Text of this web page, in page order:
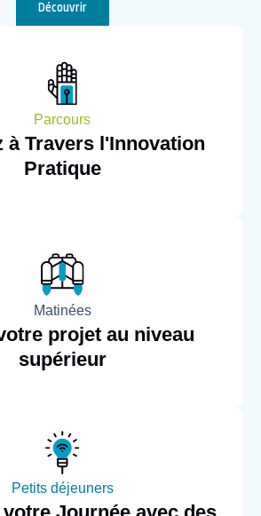
Découvrir
Parcours
à Travers l'Innovation
Pratique
Matinées
projet au niveau
supérieur
Petits déjeuners